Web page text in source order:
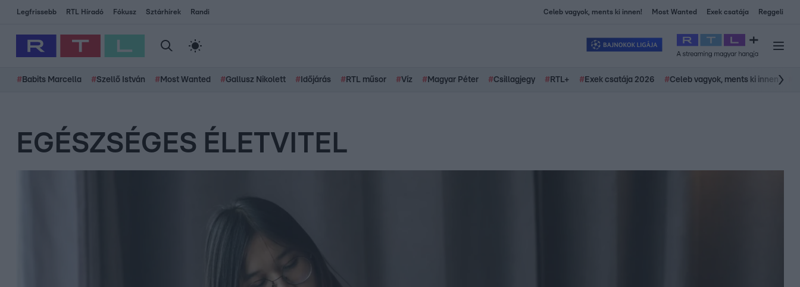
Legfrissebb RTL Híradó Fókusz Sztárhírek Randi Celeb vagyok, ments ki innen! Most Wanted Exek csatája Reggeli
# Babits Marcella #Szellő István # Most Wanted #Gallusz Nikolett # Időjárás # RTL műsor #Víz # Magyar Péter #Csillagjegy # RTL+ # Exek csatája 2026 #Celeb vagyok, ments ki innen
EGÉSZSÉGES ÉLETVITEL